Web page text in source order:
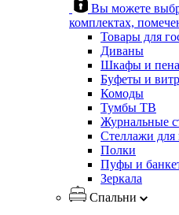
Вы можете
комплектах,
Товары для
Диваны
Шкафы и
Буфеты и
Комоды
Тумбы ТВ
Журнальные
Стеллажи для
Полки
Пуфы и
Зеркала
Спальни